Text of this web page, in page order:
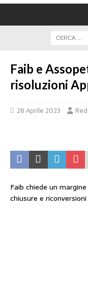
Faib e
risoluzioni
28 Aprile 2023
Faib chiede un
chiusure e